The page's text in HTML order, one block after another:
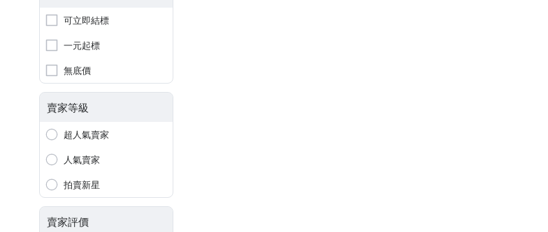
可立即結標
一元起標
無底價
賣家等級
超人氣賣家
人氣賣家
拍賣新星
賣家評價